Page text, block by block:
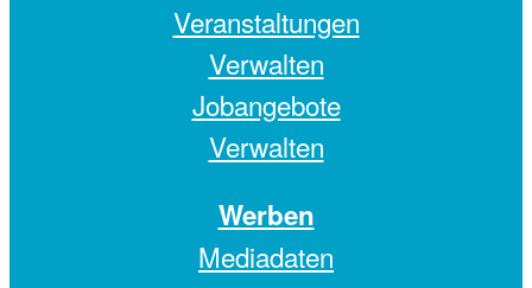
Veranstaltungen
Verwalten
Jobangebote
Verwalten
Werben
Mediadaten